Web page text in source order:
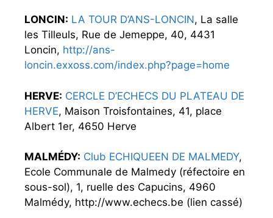
LONCIN: LA TOUR D’ANS-LONCIN, La salle
les Tilleuls, Rue de Jemeppe, 40, 4431
Loncin, http://ans-
loncin.exxoss.com/index.php?page=home
HERVE: CERCLE D’ECHECS DU PLATEAU DE
HERVE, Maison Troisfontaines, 41, place
Albert 1er, 4650 Herve
MALMÉDY: Club ECHIQUEEN DE MALMEDY,
Ecole Communale de Malmedy (réfectoire en
sous-sol), 1, ruelle des Capucins, 4960
Malmédy, http://www.echecs.be (lien cassé)